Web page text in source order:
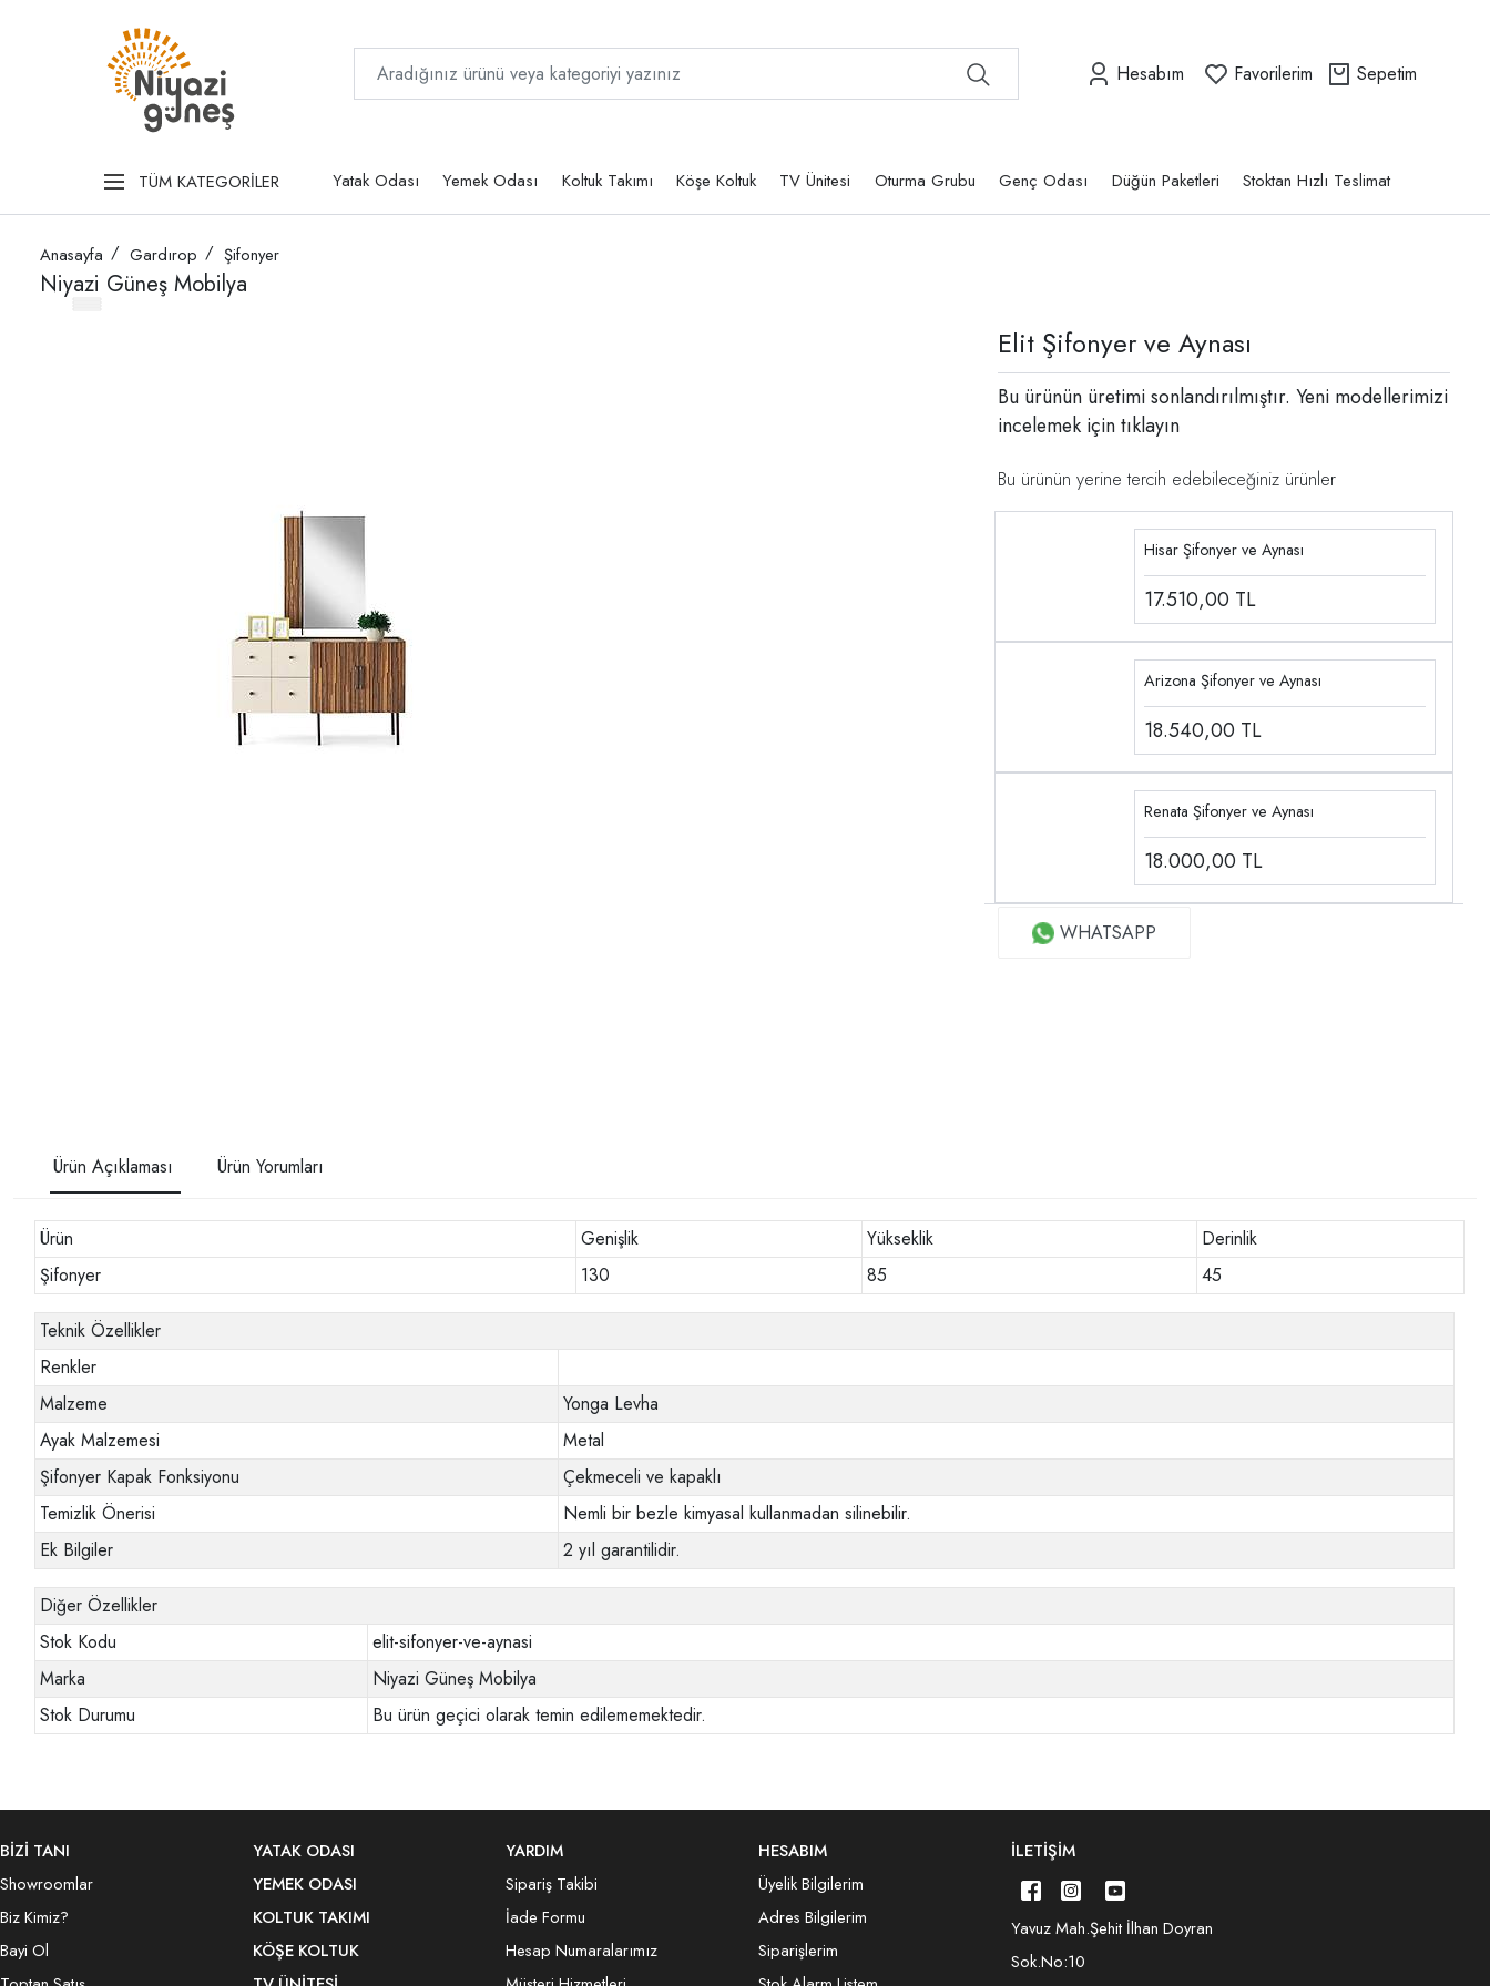
Hesabım Favorilerim Sepetim
TÜM KATEGORİLER Yatak Odası Yemek Odası Koltuk Takımı Köşe Koltuk TV Ünitesi Oturma Grubu Genç Odası Düğün Paketleri Stoktan Hızlı Teslimat
Anasayfa Gardırop Şifonyer
Niyazi Güneş Mobilya
Elit Şifonyer ve Aynası
Bu ürünün üretimi sonlandırılmıştır. Yeni modellerimizi
incelemek içintıklayın
Bu ürünün yerine tercih edebileceğiniz ürünler
Hisar Şifonyer ve Aynası
17.510,00 TL
Arizona Şifonyer ve Aynası
18.540,00 TL
Renata Şifonyer ve Aynası
18.000,00 TL
WHATSAPP
Ürün Açıklaması Ürün Yorumları
Ürün Genişlik Yükseklik
Derinlik
Şifonyer
130 85 45
Teknik Özellikler
Renkler
Malzeme
Yonga Levha
Ayak Malzemesi
Metal
Şifonyer Kapak Fonksiyonu
Çekmeceli ve kapaklı
Temizlik Önerisi
Nemli bir bezle kimyasal kullanmadan silinebilir.
Ek Bilgiler
2 yıl garantilidir.
Diğer Özellikler
Stok Kodu
elit-sifonyer-ve-aynasi
Marka
Niyazi Güneş Mobilya
Stok Durumu
Bu ürün geçici olarak temin edilememektedir.
BİZİ TANI
Showroomlar
Biz Kimiz?
Bayi Ol
YATAK ODASI
YEMEK ODASI
KOLTUK TAKIMI
KÖŞE KOLTUK
YARDIM
Sipariş Takibi
İade Formu
Hesap Numaralarımız
HESABIM
Üyelik Bilgilerim
Adres Bilgilerim
Siparişlerim
İLETIŞIM
Yavuz Mah.Şehit İlhan Doyran
Sok.No:10